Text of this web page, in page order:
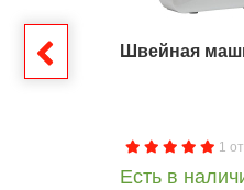
Швейная
1
Есть в